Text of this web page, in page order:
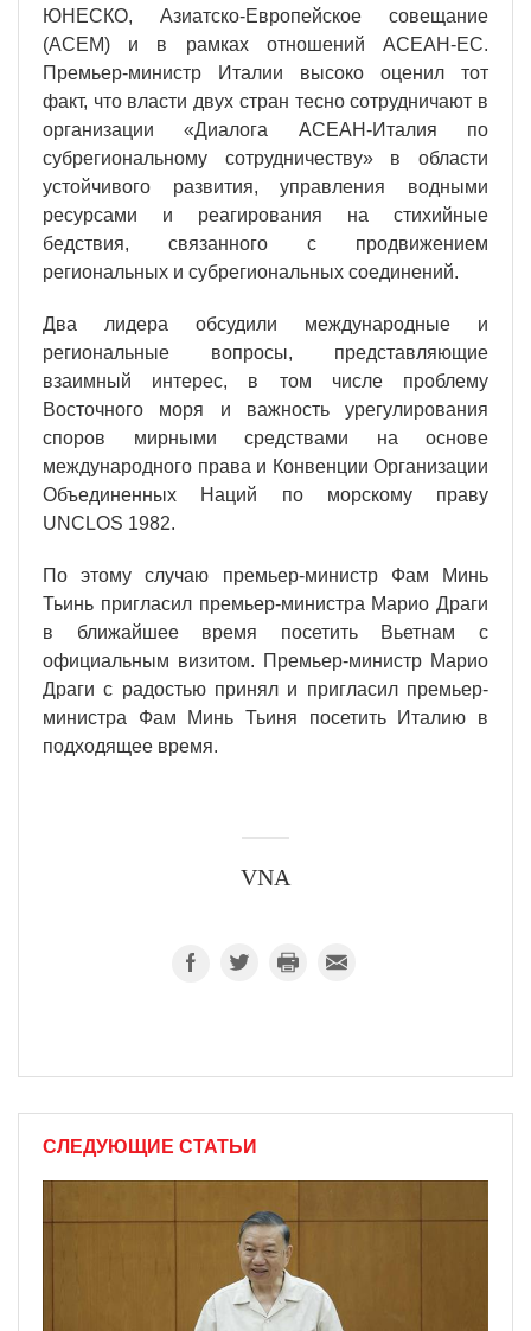
ЮНЕСКО, Азиатско-Европейское совещание
(АСЕМ) и в рамках отношений АСЕАН-ЕС.
Премьер-министр Италии высоко оценил тот
факт, что власти двух стран тесно сотрудничают в
организации «Диалога АСЕАН-Италия по
субрегиональному сотрудничеству» в области
устойчивого развития, управления водными
ресурсами и реагирования на стихийные
бедствия, связанного с продвижением
региональных и субрегиональных соединений.
Два лидера обсудили международные и
региональные вопросы, представляющие
взаимный интерес, в том числе проблему
Восточного моря и важность урегулирования
споров мирными средствами на основе
международного права и Конвенции Организации
Объединенных Наций по морскому праву
UNCLOS 1982.
По этому случаю премьер-министр Фам Минь
Тьинь пригласил премьер-министра Марио Драги
в ближайшее время посетить Вьетнам с
официальным визитом. Премьер-министр Марио
Драги с радостью принял и пригласил премьер-
министра Фам Минь Тьиня посетить Италию в
подходящее время.
VNA
СЛЕДУЮЩИЕ СТАТЬИ